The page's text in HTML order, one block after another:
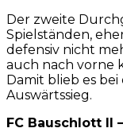
Der zweite
Spielständen,
defensiv nicht
auch nach vorne
Damit blieb es bei
Auswärtssieg.
FC Bauschlott II